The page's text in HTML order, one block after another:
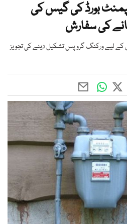
بورڈ کی گیس کی
کی سفارش
کے لیے ورکنگ گروپس تشکیل دینے کی تجویز